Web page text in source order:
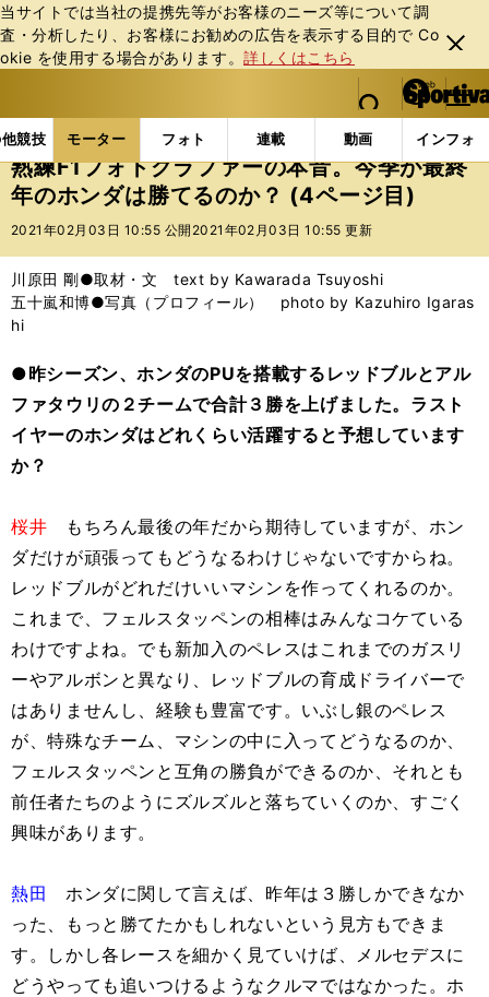
当サイトでは当社の提携先等がお客様のニーズ等について調
査・分析したり、お客様にお勧めの広告を表⽰する⽬的で Co
okie を使⽤する場合があります。詳しくはこちら
閉じ
る
web Sportiva (webスポルティーバ)
検索
マイペ
ー
ジ
メニュ
競技 モーター フォト 連載 動画 インフォ
b
ス
ポ
ル
バ
モーターの記事一覧 モーター F1 熟練F1フォト
熟練F1フォトグラファーの本音。今季が最終
年のホンダは勝てるのか？ (4ページ目)
2021年02月03日 10:55 公開 2021年02月03日 10:55 更新
川原田 剛●取材・文 text by Kawarada Tsuyoshi
五十嵐和博●写真（プロフィール） photo by Kazuhiro Igaras
hi
●昨シーズン、ホンダのPUを搭載するレッドブルとアル
ファタウリの２チームで合計３勝を上げました。ラスト
イヤーのホンダはどれくらい活躍すると予想しています
か？
桜井 もちろん最後の年だから期待していますが、ホン
ダだけが頑張ってもどうなるわけじゃないですからね。
レッドブルがどれだけいいマシンを作ってくれるのか。
これまで、フェルスタッペンの相棒はみんなコケている
わけですよね。でも新加入のペレスはこれまでのガスリ
ーやアルボンと異なり、レッドブルの育成ドライバーで
はありませんし、経験も豊富です。いぶし銀のペレス
が、特殊なチーム、マシンの中に入ってどうなるのか、
フェルスタッペンと互角の勝負ができるのか、それとも
前任者たちのようにズルズルと落ちていくのか、すごく
興味があります。
熱田
ホンダに関して言えば、昨年は３勝しかできなか
った、もっと勝てたかもしれないという見方もできま
す。しかし各レースを細かく見ていけば、メルセデスに
どうやっても追いつけるようなクルマではなかった。ホ